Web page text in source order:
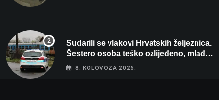
Sudarili se vlakovi Hrvatskih željeznica.
Šestero osoba teško ozlijeđeno, mlađa
žena na intenzivnoj
8. KOLOVOZA 2026.